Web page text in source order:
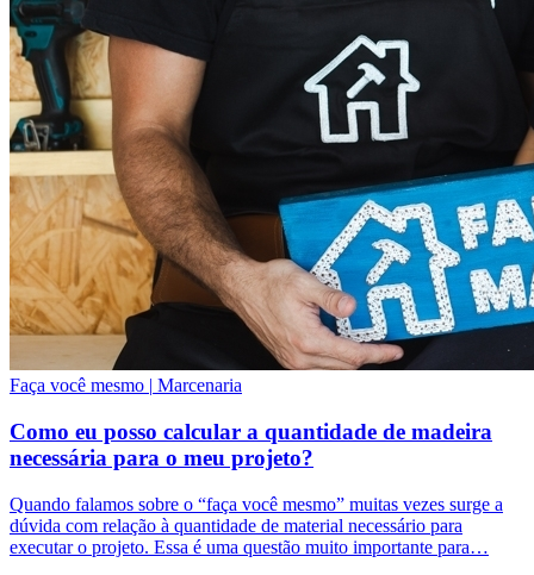
Faça você mesmo | Marcenaria
Como eu posso calcular a quantidade de madeira
necessária para o meu projeto?
Quando falamos sobre o “faça você mesmo” muitas vezes surge a
dúvida com relação à quantidade de material necessário para
executar o projeto. Essa é uma questão muito importante para…